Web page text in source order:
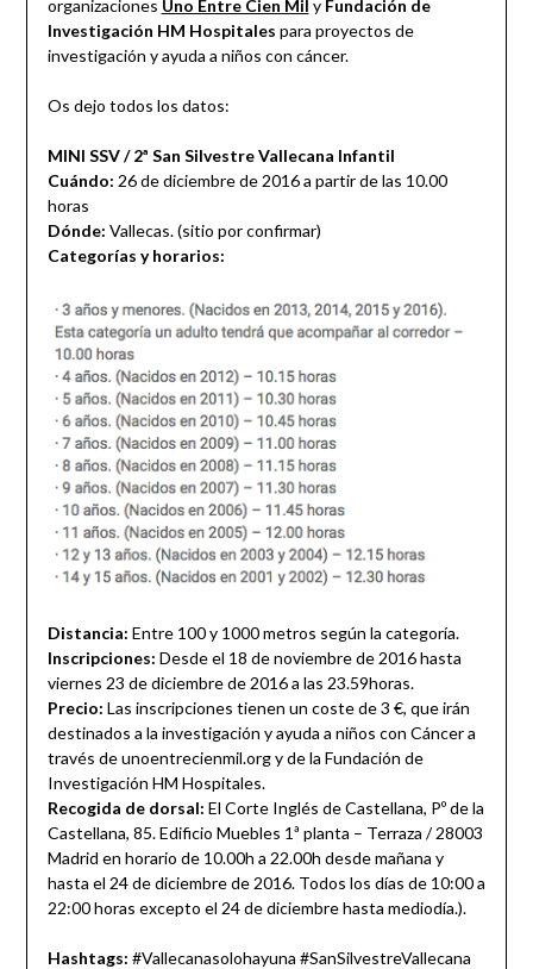
organizaciones Uno Entre Cien Mil y Fundación de
Investigación HM Hospitales para proyectos de
investigación y ayuda a niños con cáncer.
Os dejo todos los datos:
MINI SSV / 2ª San Silvestre Vallecana Infantil
Cuándo: 26 de diciembre de 2016 a partir de las 10.00
horas
Dónde: Vallecas. (sitio por confirmar)
Categorías y horarios:
Distancia: Entre 100 y 1000 metros según la categoría.
Inscripciones: Desde el 18 de noviembre de 2016 hasta
viernes 23 de diciembre de 2016 a las 23.59horas.
Precio: Las inscripciones tienen un coste de 3 €, que irán
destinados a la investigación y ayuda a niños con Cáncer a
través de unoentrecienmil.org y de la Fundación de
Investigación HM Hospitales.
Recogida de dorsal: El Corte Inglés de Castellana, Pº de la
Castellana, 85. Edificio Muebles 1ª planta – Terraza / 28003
Madrid en horario de 10.00h a 22.00h desde mañana y
hasta el 24 de diciembre de 2016. Todos los días de 10:00 a
22:00 horas excepto el 24 de diciembre hasta mediodía.).
Hashtags: #Vallecanasolohayuna #SanSilvestreVallecana